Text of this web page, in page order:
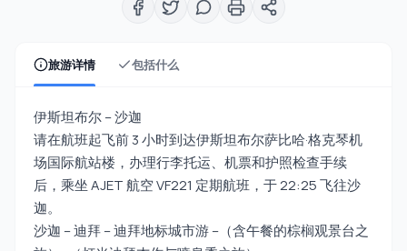
旅游详情 包括什么
伊斯坦布尔 – 沙迦
请在航班起飞前 3 小时到达伊斯坦布尔萨比哈·格克琴机
场国际航站楼，办理行李托运、机票和护照检查手续
后，乘坐 AJET 航空 VF221 定期航班，于 22:25 飞往沙
迦。
沙迦 – 迪拜 – 迪拜地标城市游 –（含午餐的棕榈观景台之